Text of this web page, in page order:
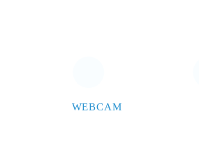
WEBCAM